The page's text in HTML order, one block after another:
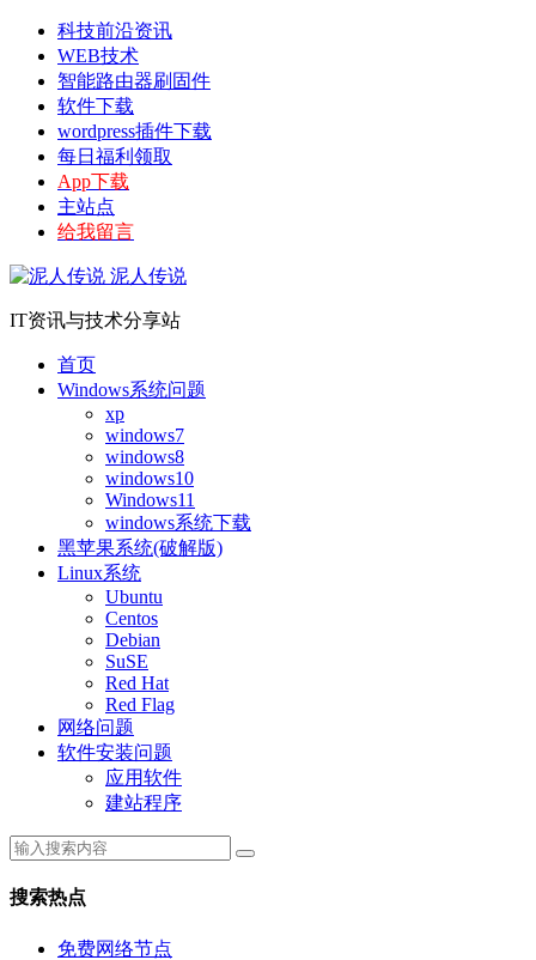
科技前沿资讯
WEB技术
智能路由器刷固件
软件下载
wordpress插件下载
每日福利领取
App下载
主站点
给我留言
泥人传说
IT资讯与技术分享站
首页
Windows系统问题
xp
windows7
windows8
windows10
Windows11
windows系统下载
黑苹果系统(破解版)
Linux系统
Ubuntu
Centos
Debian
SuSE
Red Hat
Red Flag
网络问题
软件安装问题
应用软件
建站程序
搜索热点
免费网络节点